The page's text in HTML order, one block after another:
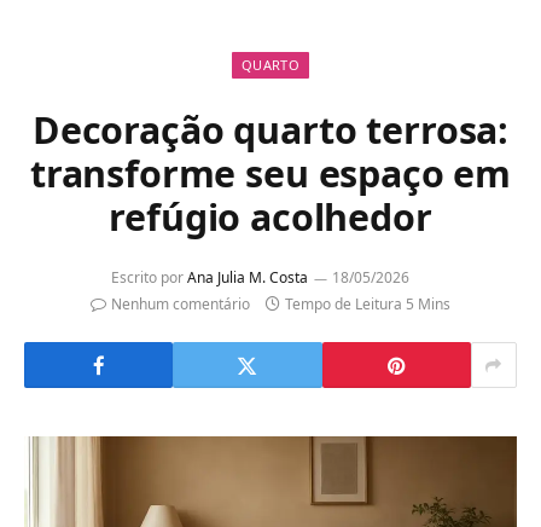
QUARTO
Decoração quarto terrosa:
transforme seu espaço em
refúgio acolhedor
Escrito por Ana Julia M. Costa
18/05/2026
Nenhum comentário
Tempo de Leitura 5 Mins